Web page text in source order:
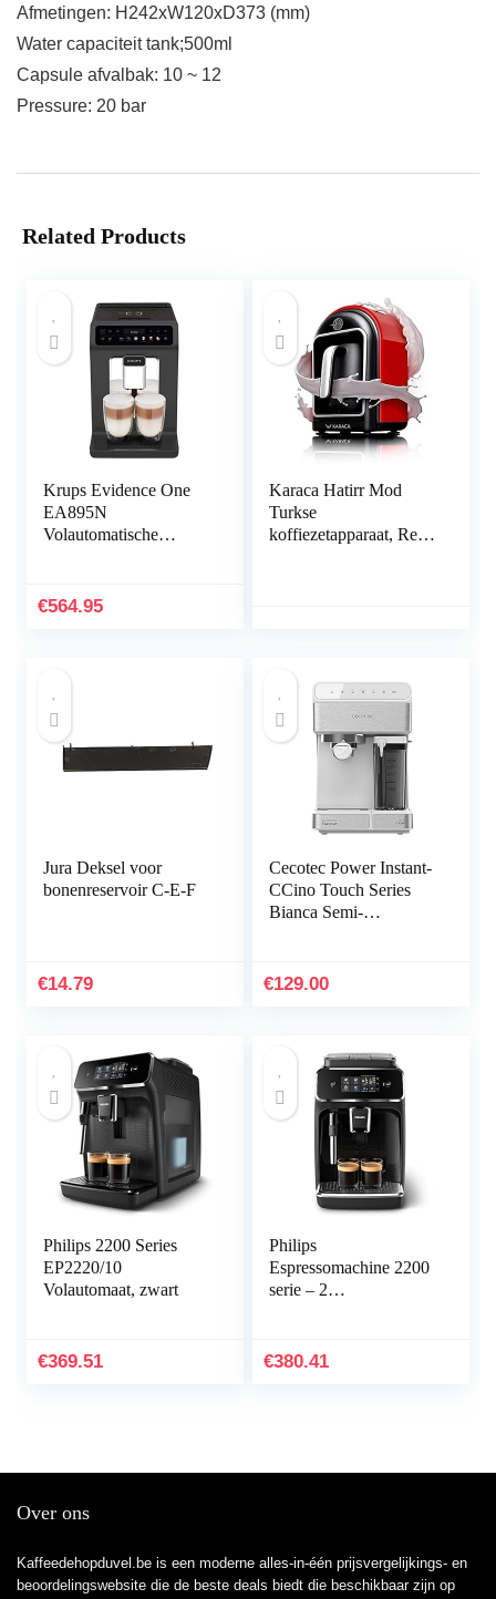
Afmetingen: H242xW120xD373 (mm)
Water capaciteit tank;500ml
Capsule afvalbak: 10 ~ 12
Pressure: 20 bar
Related Products
Krups Evidence One
EA895N
Volautomatische
verschillende
€564.95
Karaca Hatirr Mod
Turkse
koffiezetapparaat, Red
overloopbeveiligingssy
steem, Turkse mokka,
warme chocolade
Jura Deksel voor
bonenreservoir C-E-F
€14.79
Cecotec Power Instant-
CCino Touch Series
Bianca Semi-
melktank,
roestvrij staal, wit
€129.00
Philips 2200 Series
EP2220/10
Volautomaat, zwart
€369.51
Philips
Espressomachine 2200
serie – 2
Klassieke
€380.41
Over ons
Kaffeedehopduvel.be is een moderne alles-in-één prijsvergelijkings- en
beoordelingswebsite die de beste deals biedt die beschikbaar zijn op